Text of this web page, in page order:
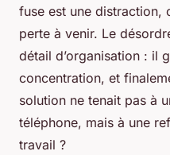
fuse est une distraction,
perte à venir. Le
détail d’organisation : il
concentration, et
solution ne tenait pas à
téléphone, mais à une
travail ?